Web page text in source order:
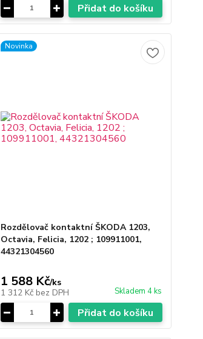
Přidat do košíku
Novinka
Rozdělovač kontaktní ŠKODA 1203,
Octavia, Felicia, 1202 ; 109911001,
44321304560
1 588 Kč/ks
1 312 Kč bez DPH Skladem 4 ks
Přidat do košíku